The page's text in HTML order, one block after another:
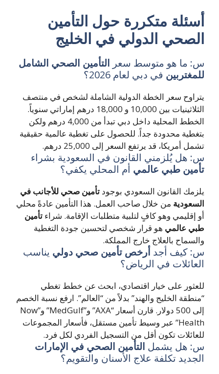
متكررة حولالتأمين
الدوليفي الخليج
ما هو متوسط سعرالتأمين الصحي الشامل
في دبي لعام 2026؟
سعر الخطة الدولية الشاملة لشخص في منتصف
الثلاثينيات بين 10,000 و 18,000 درهم إماراتي سنوياً.
الخطط المحلية داخل دبي تبدأ من 4,000 درهم ولكن
محدودة جداً. للحصول على تغطية عالمية حقيقية
أمريكا، قد يرتفع السعر إلى 25,000 درهم.
هل يُلزمني القانون في السعودية بشراء
طبي عالميأم المحلي يكفي؟
القانون السعودي بوجودتأمين صحي للأجانب في
من خلال صاحب العمل. هذا التأمين عادةً محلي
إقليمي وهو كافٍ لتلبية متطلبات الإقامة. شراء تأمين
عالميهو قرار شخصي لتحسين جودة التغطية
بالعلاج خارج المملكة.
كيف أجد أرخص تأمين صحي دولييناسب
في الرياض؟
على خيار اقتصادي، ابحث عن خطط تغطي
الخليج والهند” بدلاً من “العالم”. ارفع نسبة الخصم
إلى 500 دولار. قارن أسعار “AXA” و”MedGulf” و”Now
Health” عبر وسيط تأمين مستقل، فأسعار المجموعات
تكون أقل من التسجيل الفردي لكل فرد.
هل يشملالتأمين الصحي في الإمارات
تكلفة علاج الأسنان والتقويم؟